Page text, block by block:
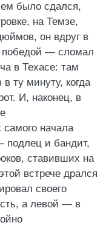
было сдался,
на Темзе,
он вдруг в
— сломал
в Техасе: там
ту минуту, когда
И, наконец, в
самого начала
подлец и бандит,
ставивших на
встрече дрался
своего
а левой — в